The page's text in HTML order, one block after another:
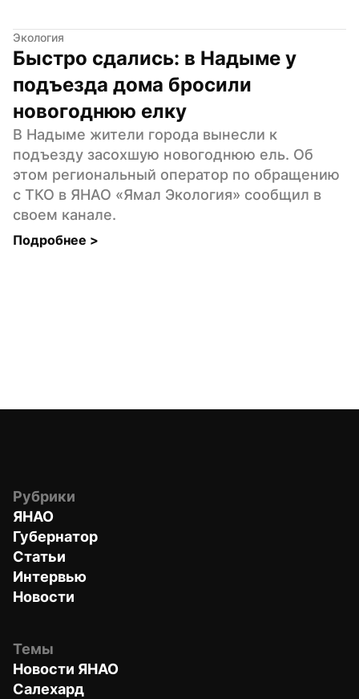
Экология
Быстро сдались: в Надыме у
подъезда дома бросили
новогоднюю елку
В Надыме жители города вынесли к
подъезду засохшую новогоднюю ель. Об
этом региональный оператор по обращению
с ТКО в ЯНАО «Ямал Экология» сообщил в
своем канале.
Подробнее >
Рубрики
ЯНАО
Губернатор
Статьи
Интервью
Новости
Темы
Новости ЯНАО
Салехард